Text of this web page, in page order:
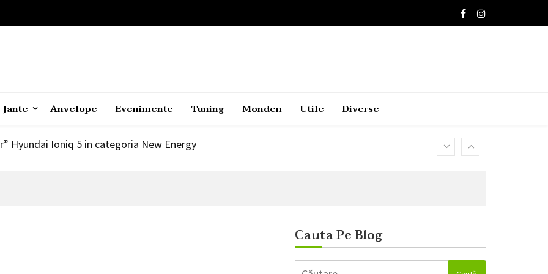
Jante Anvelope Evenimente Tuning Monden Utile Diverse
Hyundai Ioniq 5 in categoria New Energy
Hyundai Ioniq 5 in categoria New Energy
Cauta Pe Blog
Caută